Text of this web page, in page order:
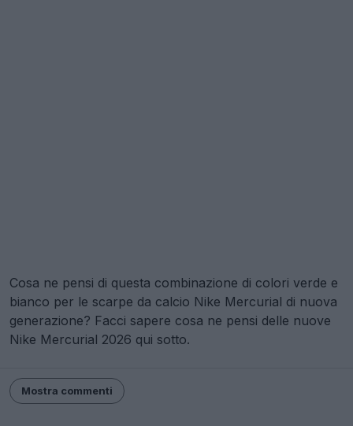
Cosa ne pensi di questa combinazione di colori verde e
bianco per le scarpe da calcio Nike Mercurial di nuova
generazione? Facci sapere cosa ne pensi delle nuove
Nike Mercurial 2026 qui sotto.
Mostra commenti